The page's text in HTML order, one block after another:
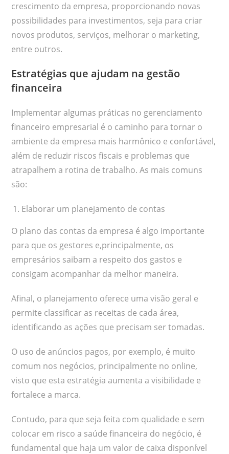
crescimento da empresa, proporcionando novas
possibilidades para investimentos, seja para criar
novos produtos, serviços, melhorar o marketing,
entre outros.
Estratégias que ajudam na gestão
financeira
Implementar algumas práticas no gerenciamento
financeiro empresarial é o caminho para tornar o
ambiente da empresa mais harmônico e confortável,
além de reduzir riscos fiscais e problemas que
atrapalhem a rotina de trabalho. As mais comuns
são:
Elaborar um planejamento de contas
O plano das contas da empresa é algo importante
para que os gestores e,principalmente, os
empresários saibam a respeito dos gastos e
consigam acompanhar da melhor maneira.
Afinal, o planejamento oferece uma visão geral e
permite classificar as receitas de cada área,
identificando as ações que precisam ser tomadas.
O uso de anúncios pagos, por exemplo, é muito
comum nos negócios, principalmente no online,
visto que esta estratégia aumenta a visibilidade e
fortalece a marca.
Contudo, para que seja feita com qualidade e sem
colocar em risco a saúde financeira do negócio, é
fundamental que haja um valor de caixa disponível